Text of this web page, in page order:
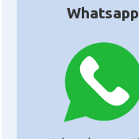
Whatsapp